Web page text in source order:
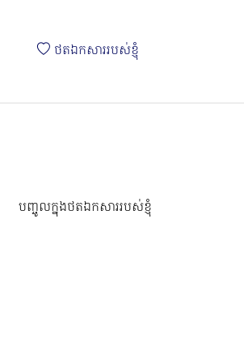
ថតឯកសាររបស់ខ្ញុំ
បញ្ចូលក្នុងថតឯកសាររបស់ខ្ញុំ